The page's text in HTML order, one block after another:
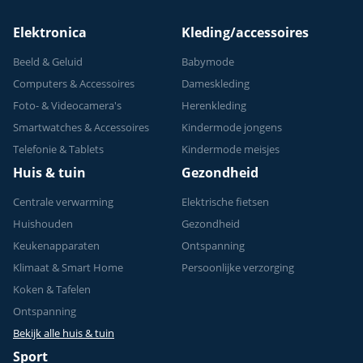
Elektronica
Beeld & Geluid
Computers & Accessoires
Foto- & Videocamera's
Smartwatches & Accessoires
Telefonie & Tablets
Kleding/accessoires
Babymode
Dameskleding
Herenkleding
Kindermode jongens
Kindermode meisjes
Huis & tuin
Centrale verwarming
Huishouden
Keukenapparaten
Klimaat & Smart Home
Koken & Tafelen
Ontspanning
Bekijk alle huis & tuin
Gezondheid
Elektrische fietsen
Gezondheid
Ontspanning
Persoonlijke verzorging
Sport